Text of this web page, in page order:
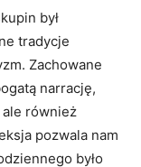
był
tradycje
Zachowane
narrację,
również
pozwala⁢ nam
było